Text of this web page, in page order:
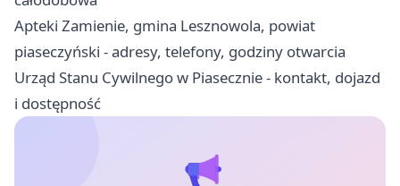
Apteki Zamienie, gmina Lesznowola, powiat
piaseczyński - adresy, telefony, godziny otwarcia
Urząd Stanu Cywilnego w Piasecznie - kontakt, dojazd
i dostępność